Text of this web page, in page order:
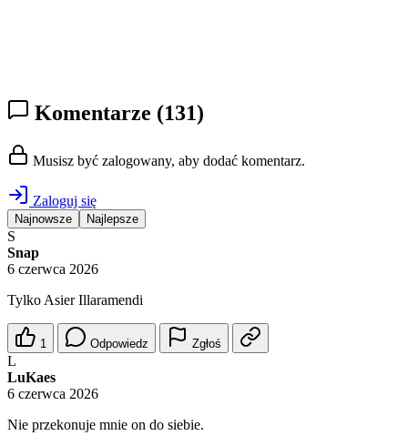
Komentarze (131)
Musisz być zalogowany, aby dodać komentarz.
Zaloguj się
Najnowsze Najlepsze
S
Snap
6 czerwca 2026
Tylko Asier Illaramendi
1 Odpowiedz Zgłoś
L
LuKaes
6 czerwca 2026
Nie przekonuje mnie on do siebie.